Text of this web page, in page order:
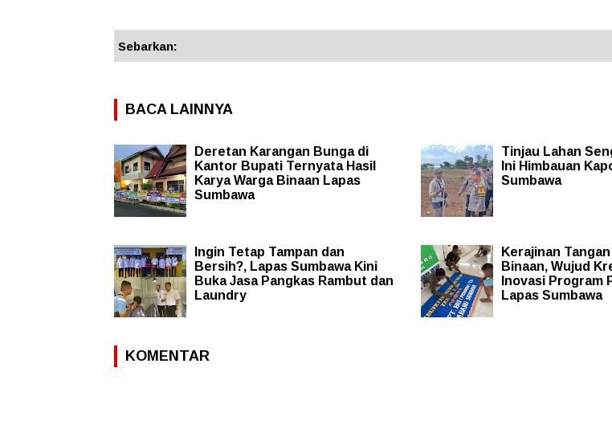
Sebarkan:
BACA LAINNYA
Deretan Karangan Bunga di
Kantor Bupati Ternyata Hasil
Karya Warga Binaan Lapas
Sumbawa
Tinjau Lahan
Ini Himbauan
Sumbawa
Ingin Tetap Tampan dan
Bersih?, Lapas Sumbawa Kini
Buka Jasa Pangkas Rambut dan
Laundry
Kerajinan
Binaan, Wujud
Inovasi Program
Lapas Sumbawa
KOMENTAR